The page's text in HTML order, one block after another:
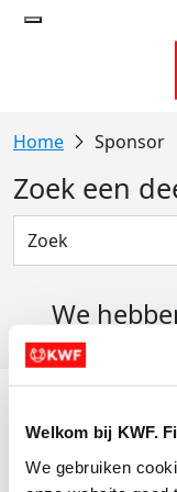
Welkom bij KWF.
We gebruiken
Sponsor
Zoek een
We
Evenementen